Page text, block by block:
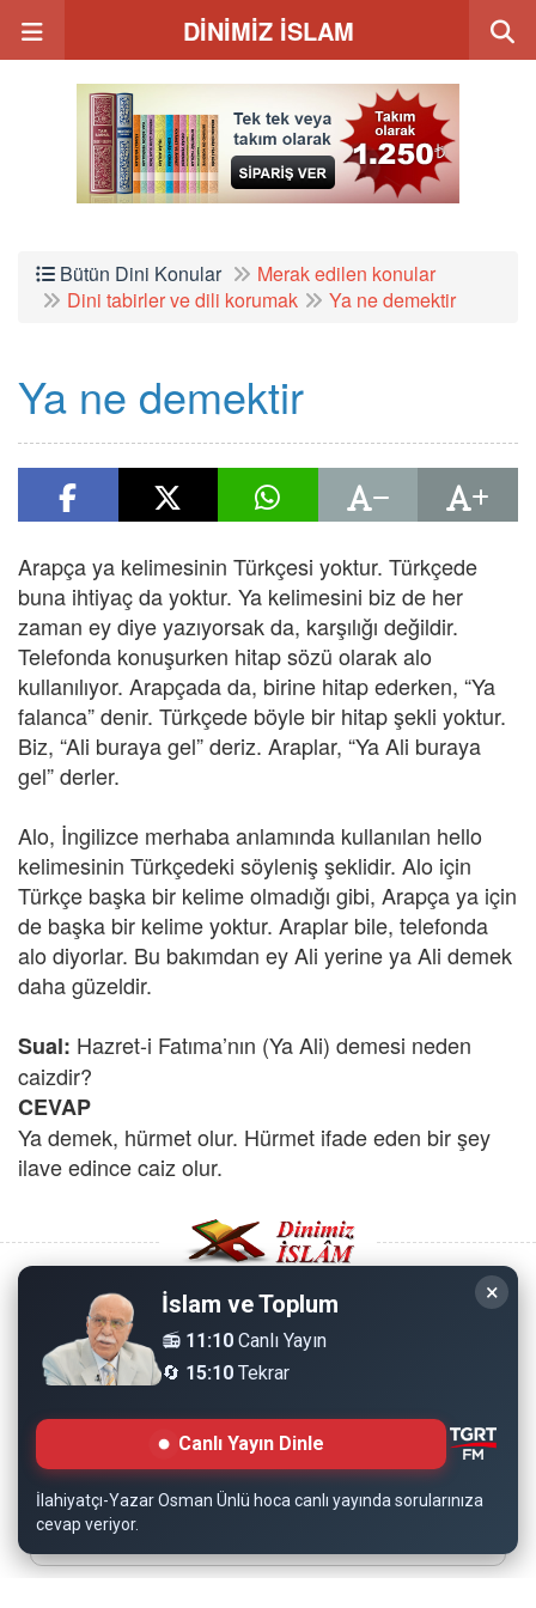
DİNİMİZ İSLAM
Bütün Dini Konular
Merak edilen konular
Dini tabirler ve dili korumak
Ya ne demektir
Ya ne demektir
Arapça ya kelimesinin Türkçesi yoktur. Türkçede
buna ihtiyaç da yoktur. Ya kelimesini biz de her
zaman ey diye yazıyorsak da, karşılığı değildir.
Telefonda konuşurken hitap sözü olarak alo
kullanılıyor. Arapçada da, birine hitap ederken, “Ya
falanca” denir. Türkçede böyle bir hitap şekli yoktur.
Biz, “Ali buraya gel” deriz. Araplar, “Ya Ali buraya
gel” derler.
Alo, İngilizce merhaba anlamında kullanılan hello
kelimesinin Türkçedeki söyleniş şeklidir. Alo için
Türkçe başka bir kelime olmadığı gibi, Arapça ya için
de başka bir kelime yoktur. Araplar bile, telefonda
alo diyorlar. Bu bakımdan ey Ali yerine ya Ali demek
daha güzeldir.
Sual: Hazret-i Fatıma’nın (Ya Ali) demesi neden
caizdir?
CEVAP
Ya demek, hürmet olur. Hürmet ifade eden bir şey
ilave edince caiz olur.
Copyright © 2008 - Dinimiz İslam. Her Hakkı Saklıdır.
Sitemizdeki bilgiler, bütün insanların istifadesi için
hazırlanmıştır. Orijinaline sadık kalmak şartıyla, izin
almaya gerek kalmadan, herkes istediği gibi alıp istifade
edebilir.
×
İslam ve Toplum
📻 11:10 Canlı Yayın
🔄 15:10 Tekrar
Canlı Yayın Dinle
İlahiyatçı-Yazar Osman Ünlü hoca canlı yayında sorularınıza
cevap veriyor.